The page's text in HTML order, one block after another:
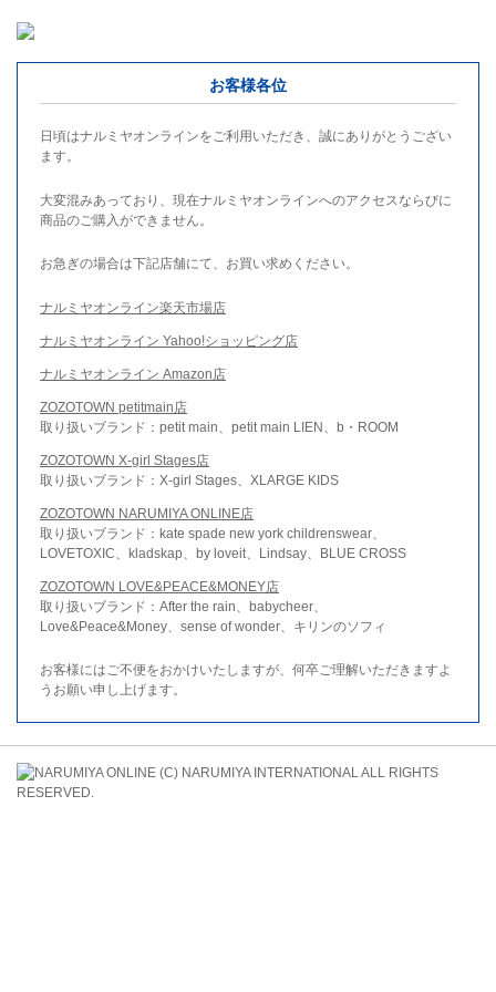
お客様各位
日頃はナルミヤオンラインをご利用いただき、誠にありがとうござい
ます。
大変混みあっており、現在ナルミヤオンラインへのアクセスならびに
商品のご購入ができません。
お急ぎの場合は下記店舗にて、お買い求めください。
ナルミヤオンライン楽天市場店
ナルミヤオンライン Yahoo!ショッピング店
ナルミヤオンライン Amazon店
ZOZOTOWN petitmain店
取り扱いブランド：petit main、petit main LIEN、b・ROOM
ZOZOTOWN X-girl Stages店
取り扱いブランド：X-girl Stages、XLARGE KIDS
ZOZOTOWN NARUMIYA ONLINE店
取り扱いブランド：kate spade new york childrenswear、
LOVETOXIC、kladskap、by loveit、Lindsay、BLUE CROSS
ZOZOTOWN LOVE&PEACE&MONEY店
取り扱いブランド：After the rain、babycheer、
Love&Peace&Money、sense of wonder、キリンのソフィ
お客様にはご不便をおかけいたしますが、何卒ご理解いただきますよ
うお願い申し上げます。